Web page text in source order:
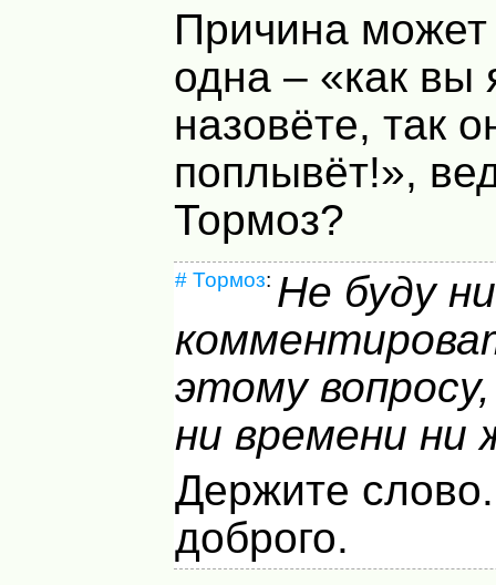
Причина может
одна – «как вы
назовёте, так
поплывёт!»,
Тормоз?
# Тормоз: Не буду
этому
ни времени ни
Держите
доброго.